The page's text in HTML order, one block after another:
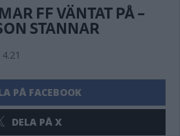
FF VÄNTAT PÅ –
STANNAR
PÅ FACEBOOK
DELA PÅ X